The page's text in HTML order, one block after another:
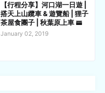
【行程分享】河口湖一日遊 |
搭天上山纜車 & 遊覽船 | 狸子
茶屋食團子 | 秋葉原上車 🚟
January 02, 2019